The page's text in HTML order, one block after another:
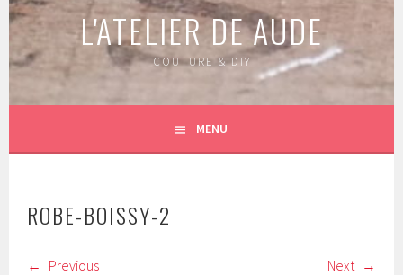
L'ATELIER DE AUDE
COUTURE & DIY
MENU
ROBE-BOISSY-2
Previous Next